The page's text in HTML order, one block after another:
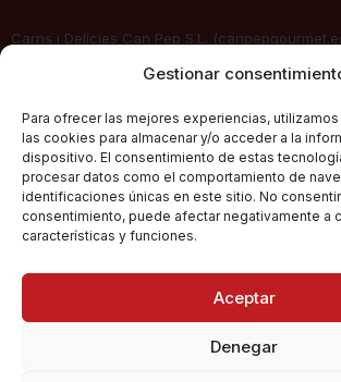
Gestionar
Para ofrecer las mejores experiencias,
las cookies para almacenar y/o acceder a la
dispositivo. El consentimiento de estas
procesar datos como el comportamiento de
identificaciones únicas en este sitio. No
consentimiento, puede afectar negativamente a
características y funciones.
Aceptar
Denegar
Carns i Delicies Can Pep S.L.
1ª, fecha 02/06/2025, con domicilio social en c/
sus servicios de venta electrónica por Internet
página web canpepgourmet.es
Can Pep Gourmet2026.
Todos los derechos
reservados.
Política De